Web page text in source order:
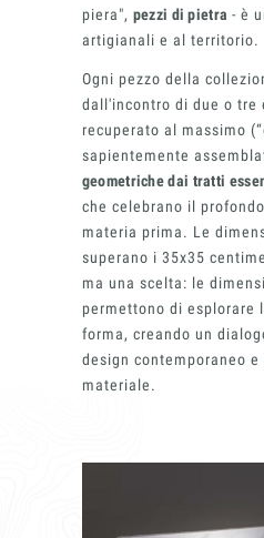
piera", pezzi di pietra - è
artigianali e al territorio.
Ogni pezzo della
dall'incontro di due o tre
recuperato al massimo
sapientemente
geometriche dai tratti
che celebrano il
materia prima. Le
superano i 35x35
ma una scelta: le
permettono di esplorare
forma, creando un
design contemporaneo
materiale.